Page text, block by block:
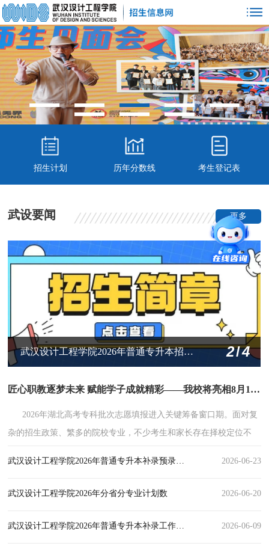
招生计划 历年分数线 考生登记表
武设要闻 更多
武汉设计工程学院2026年普通专升本招生简章 2/4
匠心职教逐梦未来 赋能学子成就精彩——我校将亮相8月1日第25届全国高校湖北招生专科专场咨询会
2026年湖北高考专科批次志愿填报进入关键筹备窗口期。面对复
杂的招生政策、繁多的院校专业，不少考生和家长存在择校定位不
色，我校将亮相第25届全国高校湖北招生专科专场咨询会，以专业权
学择校、圆梦未来。 援引荆楚网（湖北日报网）消息，第25届全
武汉设计工程学院2026年普通专升本补录预录取名单公示 2026-06-23
武汉设计工程学院2026年分省分专业计划数 2026-06-20
武汉设计工程学院2026年普通专升本补录工作公告 2026-06-09